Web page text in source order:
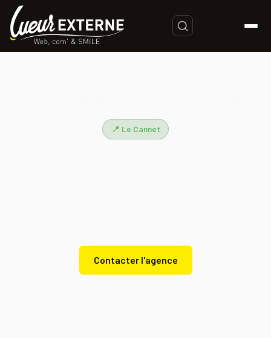
📍 Le Cannet
Contacter l'agence